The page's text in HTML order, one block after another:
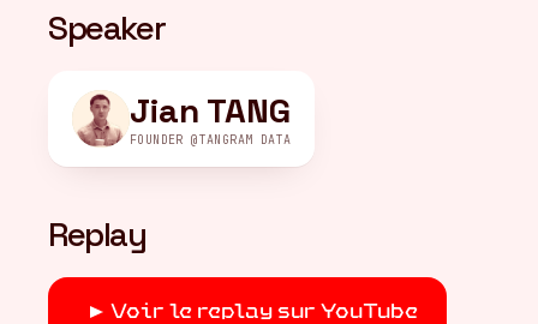
/ EN
Speaker
Jian TANG
FOUNDER @TANGRAM DATA
Replay
Voir le replay sur YouTube